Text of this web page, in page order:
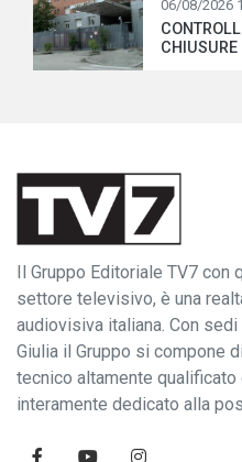
06/08/2026
CHIUSURE
Il Gruppo Editoriale TV7 con
settore televisivo, è una
audiovisiva italiana. Con
Giulia il Gruppo si compone
tecnico altamente qualificato
interamente dedicato alla